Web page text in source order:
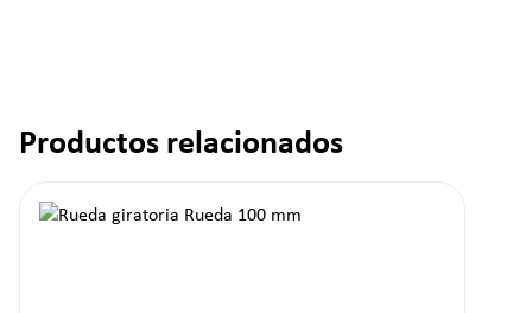
Omitir la galería de productos
Productos relacionados